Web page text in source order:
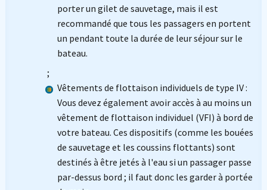
porter un gilet de sauvetage, mais il est
recommandé que tous les passagers en portent
un pendant toute la durée de leur séjour sur le
bateau.
;
Vêtements de flottaison individuels de type IV :
Vous devez également avoir accès à au moins un
vêtement de flottaison individuel (VFI) à bord de
votre bateau. Ces dispositifs (comme les bouées
de sauvetage et les coussins flottants) sont
destinés à être jetés à l'eau si un passager passe
par-dessus bord ; il faut donc les garder à portée